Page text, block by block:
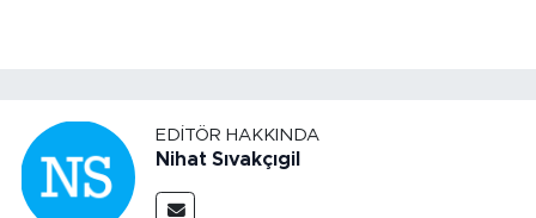
EDITÖR HAKKINDA
Nihat Sıvakçıgil